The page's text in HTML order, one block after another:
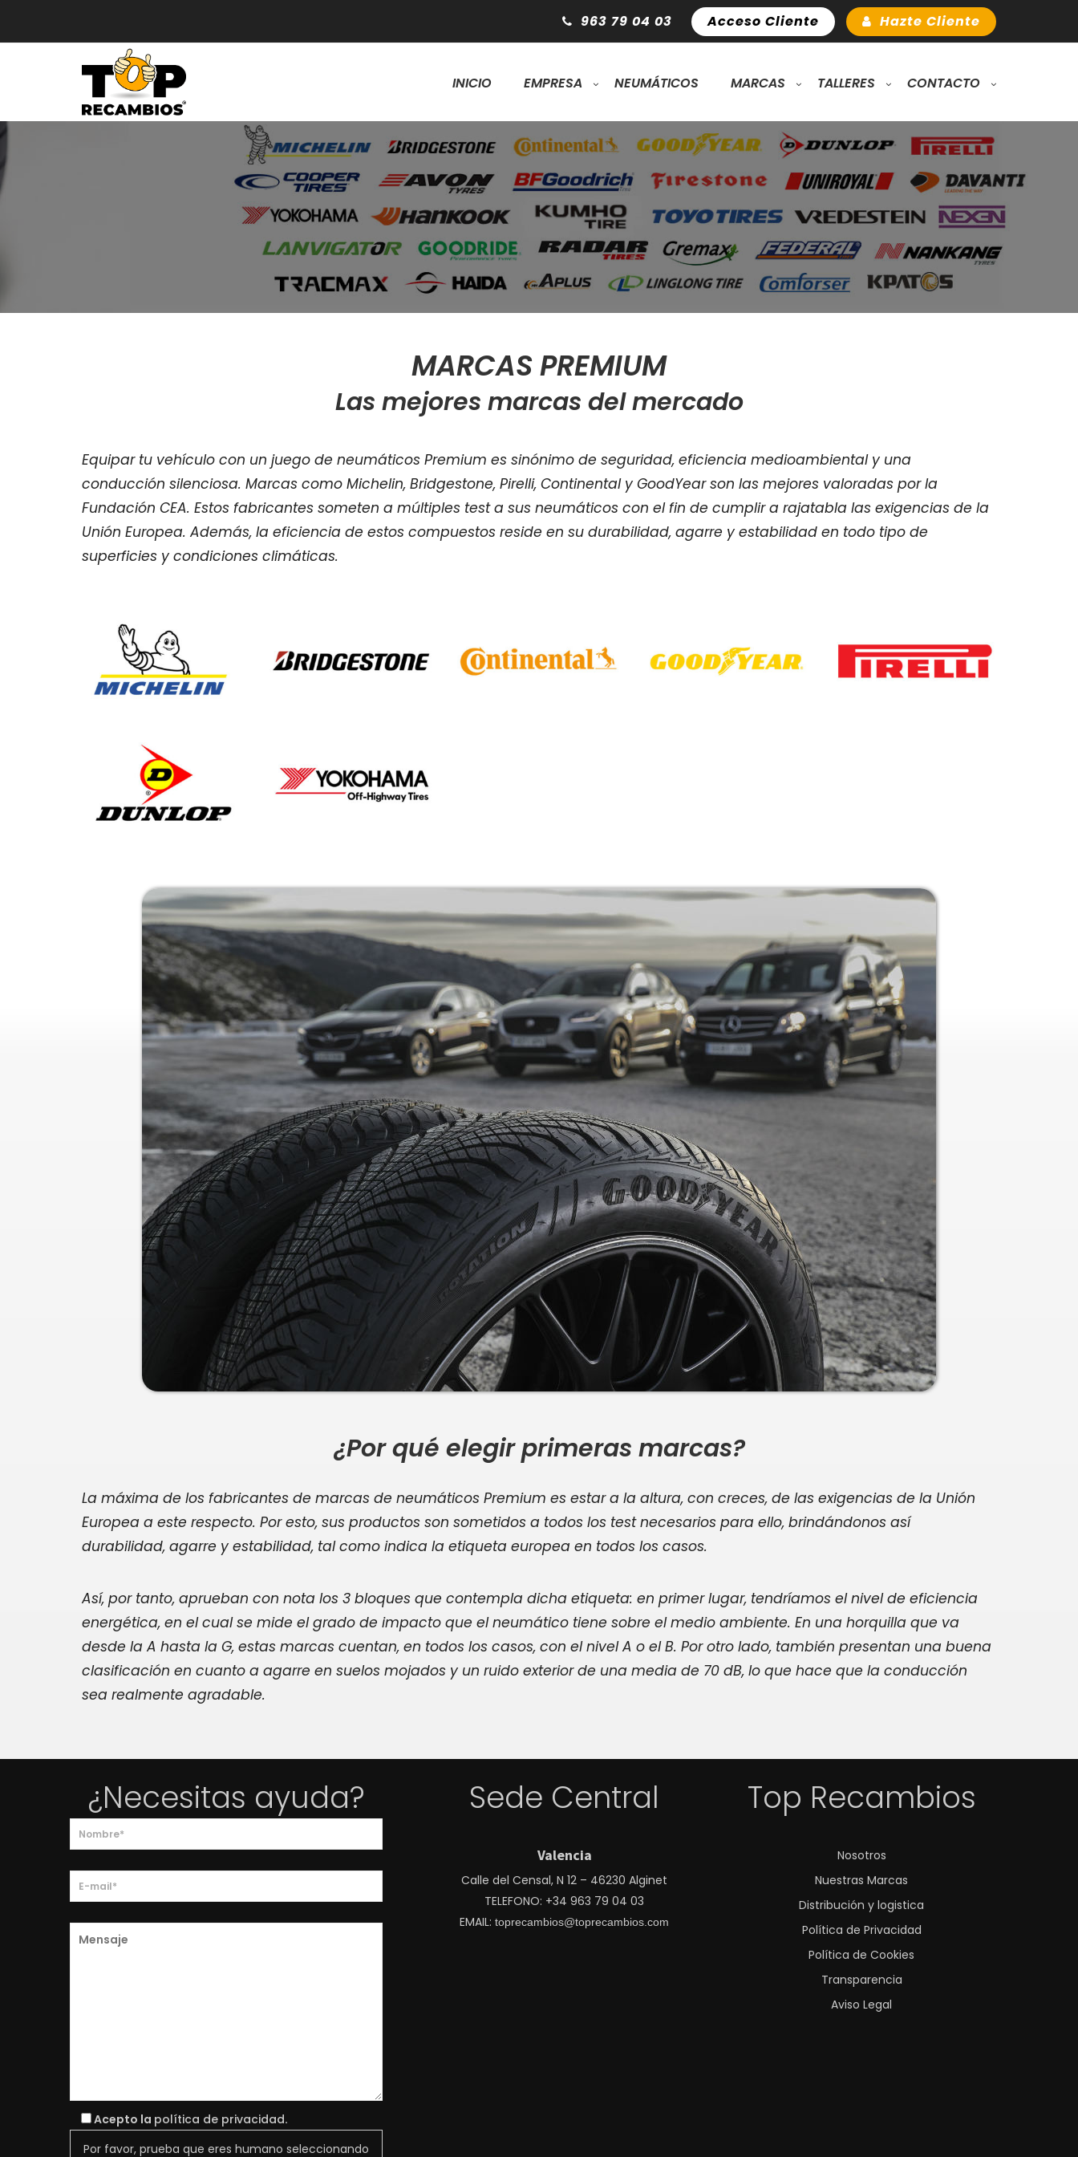
963 79 04 03 Acceso Cliente Hazte Cliente
INICIO EMPRESA NEUMÁTICOS MARCAS TALLERES CONTACTO
MARCAS PREMIUM
Las mejores marcas del mercado
Equipar tu vehículo con un juego de neumáticos Premium es sinónimo de seguridad, eficiencia medioambiental y una
conducción silenciosa. Marcas como Michelin, Bridgestone, Pirelli, Continental y GoodYear son las mejores valoradas por la
Fundación CEA. Estos fabricantes someten a múltiples test a sus neumáticos con el fin de cumplir a rajatabla las exigencias de la
Unión Europea. Además, la eficiencia de estos compuestos reside en su durabilidad, agarre y estabilidad en todo tipo de
superficies y condiciones climáticas.
¿Por qué elegir primeras marcas?
La máxima de los fabricantes de marcas de neumáticos Premium es estar a la altura, con creces, de las exigencias de la Unión
Europea a este respecto. Por esto, sus productos son sometidos a todos los test necesarios para ello, brindándonos así
durabilidad, agarre y estabilidad, tal como indica la etiqueta europea en todos los casos.
Así, por tanto, aprueban con nota los 3 bloques que contempla dicha etiqueta: en primer lugar, tendríamos el nivel de eficiencia
energética, en el cual se mide el grado de impacto que el neumático tiene sobre el medio ambiente. En una horquilla que va
desde la A hasta la G, estas marcas cuentan, en todos los casos, con el nivel A o el B. Por otro lado, también presentan una buena
clasificación en cuanto a agarre en suelos mojados y un ruido exterior de una media de 70 dB, lo que hace que la conducción
sea realmente agradable.
¿Necesitas ayuda?
Acepto la política de privacidad.
Por favor, prueba que eres humano seleccionando
Sede Central
Valencia
Calle del Censal, N 12 – 46230 Alginet
TELEFONO: +34 963 79 04 03
EMAIL: toprecambios@toprecambios.com
Top Recambios
Nosotros
Nuestras Marcas
Distribución y logistica
Política de Privacidad
Política de Cookies
Transparencia
Aviso Legal